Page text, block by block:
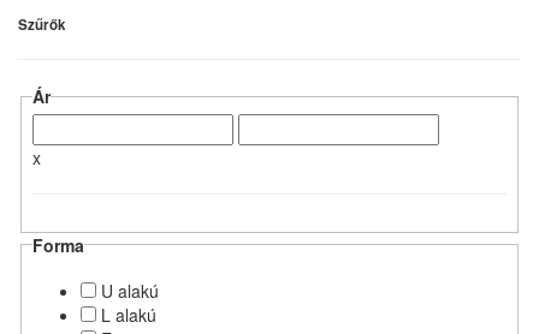
Szűrők
Ár
x
Forma
U alakú
L alakú